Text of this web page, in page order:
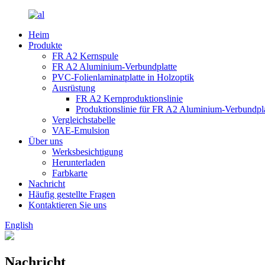
Heim
Produkte
FR A2 Kernspule
FR A2 Aluminium-Verbundplatte
PVC-Folienlaminatplatte in Holzoptik
Ausrüstung
FR A2 Kernproduktionslinie
Produktionslinie für FR A2 Aluminium-
Vergleichstabelle
VAE-Emulsion
Über uns
Werksbesichtigung
Herunterladen
Farbkarte
Nachricht
Häufig gestellte Fragen
Kontaktieren Sie uns
English